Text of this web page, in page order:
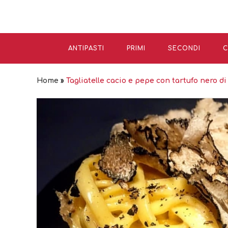
ANTIPASTI PRIMI SECONDI
Home » Tagliatelle cacio e pepe con tartufo nero di